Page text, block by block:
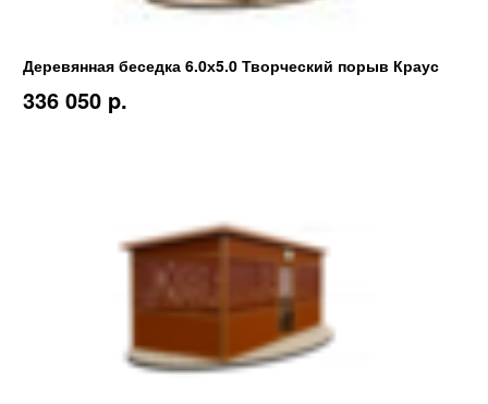
Деревянная беседка 6.0х5.0 Творческий порыв Краус
336 050 p.